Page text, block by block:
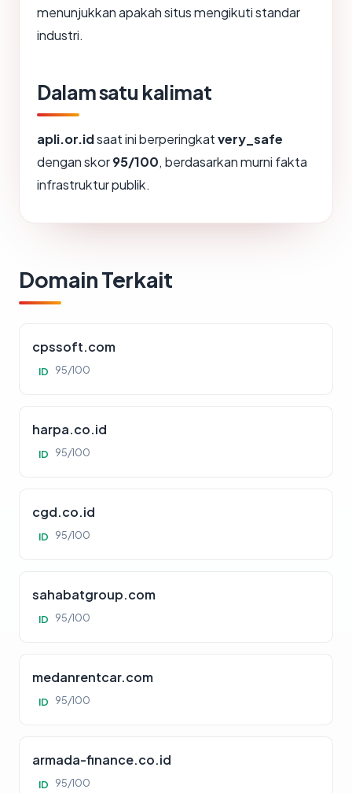
menunjukkan apakah situs mengikuti standar
industri.
Dalam satu kalimat
apli.or.idsaat ini berperingkatvery_safe
dengan skor95/100, berdasarkan murni fakta
infrastruktur publik.
Domain Terkait
cpssoft.com
ID 95/100
harpa.co.id
ID 95/100
cgd.co.id
ID 95/100
sahabatgroup.com
ID 95/100
medanrentcar.com
ID 95/100
armada-finance.co.id
ID 95/100